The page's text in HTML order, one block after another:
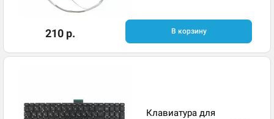
210 р. В корзину
Клавиатура для